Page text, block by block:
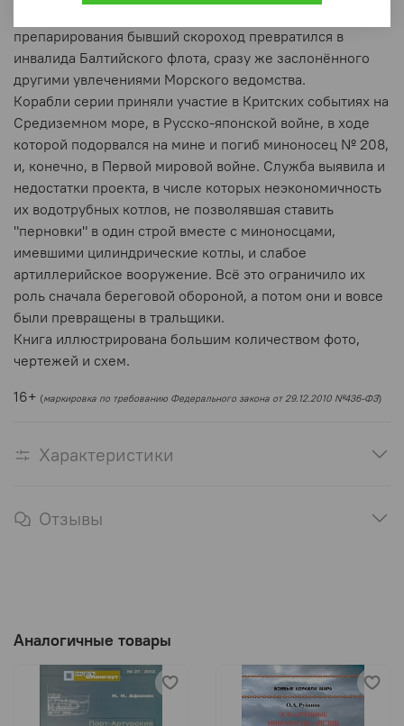
препарирования бывший скороход превратился в
инвалида Балтийского флота, сразу же заслонённого
другими увлечениями Морского ведомства.
Корабли серии приняли участие в Критских событиях на
Средиземном море, в Русско-японской войне, в ходе
которой подорвался на мине и погиб миноносец № 208,
и, конечно, в Первой мировой войне. Служба выявила и
недостатки проекта, в числе которых неэкономичность
их водотрубных котлов, не позволявшая ставить
"перновки" в один строй вместе с миноносцами,
имевшими цилиндрические котлы, и слабое
артиллерийское вооружение. Всё это ограничило их
роль сначала береговой обороной, а потом они и вовсе
были превращены в тральщики.
Книга иллюстрирована большим количеством фото,
чертежей и схем.
16+ (маркировка по требованию Федерального закона от 29.12.2010 №436-ФЗ)
Характеристики
Отзывы
Аналогичные товары